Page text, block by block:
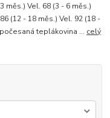
Vel. 68 (3 - 6 měs.)
(12 - 18 měs.) Vel. 92 (18 -
teplákovina ... celý